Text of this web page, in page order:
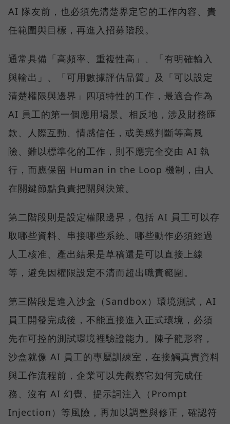
AI 隊友前，也必須先清楚界定它的工作內容、責
任範圍與目標，再進入招募階段。
通常具備「高頻率、重複性高」、「有明確輸入
與輸出」、「可用數據評估品質」及「可以設定
清楚權限與邊界」四項特性的工作，最適合作為
AI 員工的第一個應用場景。相反地，涉及財務匯
款、人際互動、情感信任，或美感判斷等高風
險、難以標準化的工作，則不應完全交由 AI 執
行，而應保留 Human in the Loop 機制，由人
在關鍵節點負責把關與決策。
第二階段則是設定權限邊界，包括 AI 員工可以存
取哪些資料、串接哪些系統、哪些動作必須經過
人工核准、產出結果是草稿還是可以直接上線
等，避免因權限設定不清而超出職責範圍。
第三階段是進入沙盒（Sandbox）環境測試，AI
員工開發完成後，不能直接進入正式環境，必須
先在可控的測試環境裡驗證能力。陳子龍形容，
沙盒就像 AI 員工的專屬訓練室，在接觸真實資料
與工作流程前，企業可以先觀察它如何完成任
務、沒有 AI 幻覺、提示詞注入（Prompt
Injection）等風險，再加以調整與修正，確認符